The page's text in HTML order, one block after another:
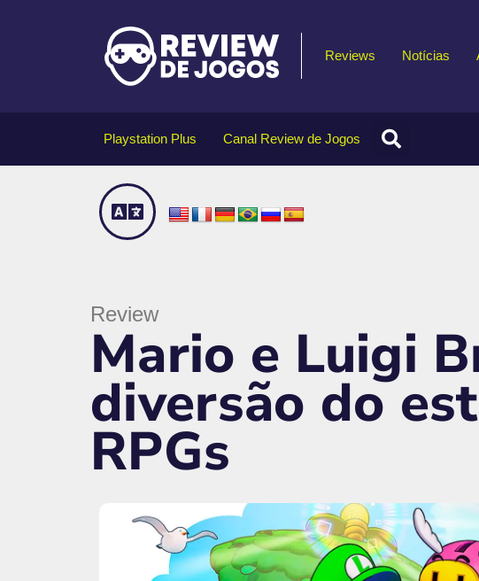
Reviews Notícias
Playstation Plus Canal Review de Jogos
Review
Mario e Luigi
diversão do
RPGs